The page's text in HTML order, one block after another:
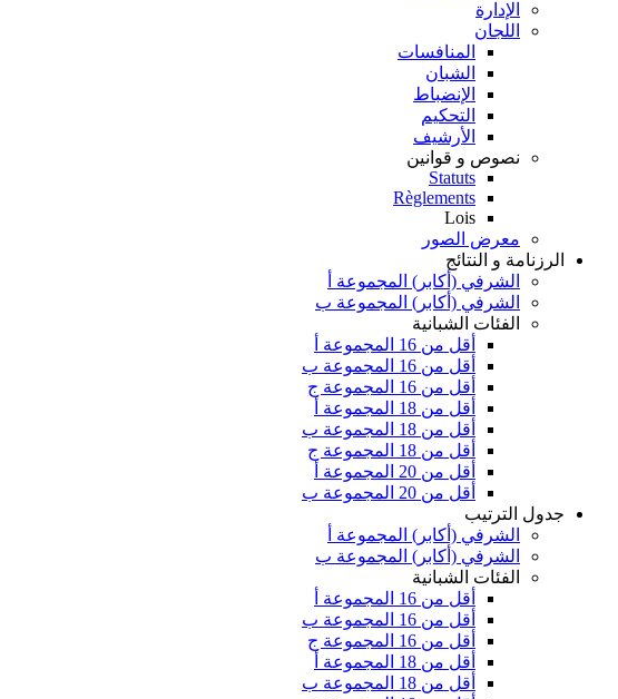
الإدارة
اللجان
المنافسات
الشبان
الإنضباط
التحكيم
الأرشيف
نصوص و قوانين
Statuts
Règlements
Lois
معرض الصور
الرزنامة و النتائج
الشرفي (أكابر) المجموعة أ
الشرفي (أكابر) المجموعة ب
الفئات الشبانية
أقل من 16 المجموعة أ
أقل من 16 المجموعة ب
أقل من 16 المجموعة ج
أقل من 18 المجموعة أ
أقل من 18 المجموعة ب
أقل من 18 المجموعة ج
أقل من 20 المجموعة أ
أقل من 20 المجموعة ب
جدول الترتيب
الشرفي (أكابر) المجموعة أ
الشرفي (أكابر) المجموعة ب
الفئات الشبانية
أقل من 16 المجموعة أ
أقل من 16 المجموعة ب
أقل من 16 المجموعة ج
أقل من 18 المجموعة أ
أقل من 18 المجموعة ب